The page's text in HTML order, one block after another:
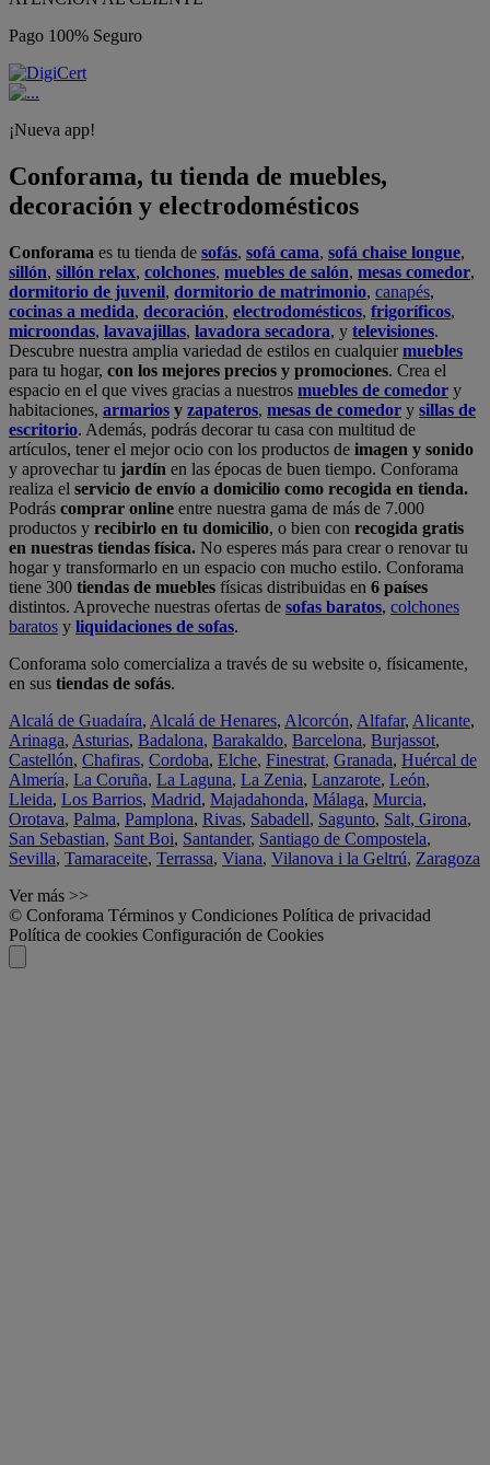
Pago 100% Seguro
¡Nueva app!
Conforama, tu tienda de muebles,
decoración y electrodomésticos
Conforama es tu tienda de sofás, sofá cama, sofá chaise longue,
sillón, sillón relax, colchones, muebles de salón, mesas comedor,
dormitorio de juvenil, dormitorio de matrimonio, canapés,
cocinas a medida, decoración, electrodomésticos, frigoríficos,
microondas, lavavajillas, lavadora secadora, y televisiones.
Descubre nuestra amplia variedad de estilos en cualquiermuebles
para tu hogar, con los mejores precios y promociones. Crea el
espacio en el que vives gracias a nuestros muebles de comedor y
habitaciones, armarios y zapateros, mesas de comedor y sillas de
escritorio. Además, podrás decorar tu casa con multitud de
artículos, tener el mejor ocio con los productos de imagen y sonido
y aprovechar tu jardín en las épocas de buen tiempo. Conforama
realiza el servicio de envío a domicilio como recogida en tienda.
Podrás comprar online entre nuestra gama de más de 7.000
productos y recibirlo en tu domicilio, o bien con recogida gratis
en nuestras tiendas física. No esperes más para crear o renovar tu
hogar y transformarlo en un espacio con mucho estilo. Conforama
tiene 300 tiendas de muebles físicas distribuidas en 6 países
distintos. Aproveche nuestras ofertas de sofas baratos, colchones
baratos y liquidaciones de sofas.
Conforama solo comercializa a través de su website o, físicamente,
en sus tiendas de sofás.
Alcalá de Guadaíra, Alcalá de Henares, Alcorcón, Alfafar, Alicante,
Arinaga, Asturias, Badalona, Barakaldo, Barcelona, Burjassot,
Castellón, Chafiras, Cordoba, Elche, Finestrat, Granada, Huércal de
Almería, La Coruña, La Laguna, La Zenia, Lanzarote, León,
Lleida, Los Barrios, Madrid, Majadahonda, Málaga, Murcia,
Orotava, Palma, Pamplona, Rivas, Sabadell, Sagunto, Salt, Girona,
San Sebastian, Sant Boi, Santander, Santiago de Compostela,
Sevilla, Tamaraceite, Terrassa, Viana, Vilanova i la Geltrú, Zaragoza
Ver más >>
© Conforama Términos y Condiciones Política de privacidad
Política de cookies Configuración de Cookies